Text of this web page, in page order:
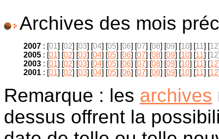
Archives des mois
2007: [01 ] [02] [03] [04] [05] [06] [07] [08] [09] [10] [11 ] [12
2005: [01] [02] [03] [04] [05] [06] [07] [08] [09] [10] [11] [12
2003: [01] [02] [03] [04] [05] [06] [07] [08] [09] [10] [11] [12
2001: [01] [02] [03] [04] [05] [06] [07] [08] [09] [10] [11] [12
Remarque : les archives
dessus offrent la